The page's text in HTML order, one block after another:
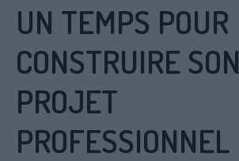
UN TEMPS POUR
CONSTRUIRE SON
PROJET
PROFESSIONNEL